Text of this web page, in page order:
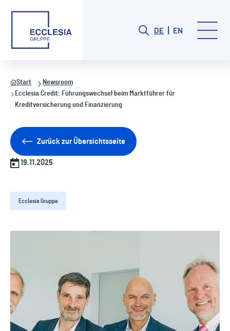
DE EN
Start
Newsroom
Ecclesia Credit: Führungswechsel beim Marktführer für
Kreditversicherung und Finanzierung
Zurück zur Übersichtsseite
19.11.2025
Ecclesia Gruppe